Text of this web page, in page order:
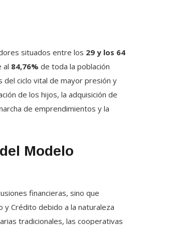
situados entre los 29 y los 64
al 84,76% de toda la población
del ciclo vital de mayor presión y
de los hijos, la adquisición de
de emprendimientos y la
Modelo
financieras, sino que
Crédito debido a la naturaleza
tradicionales, las cooperativas